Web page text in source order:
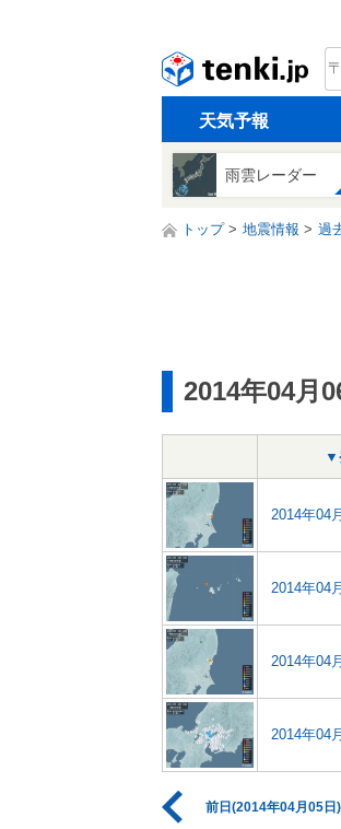
天気予報
雨雲レーダー
トップ 地震情報 過
2014年04月
▼
2014年04
2014年04
2014年04
2014年04
前日(2014年04月05日